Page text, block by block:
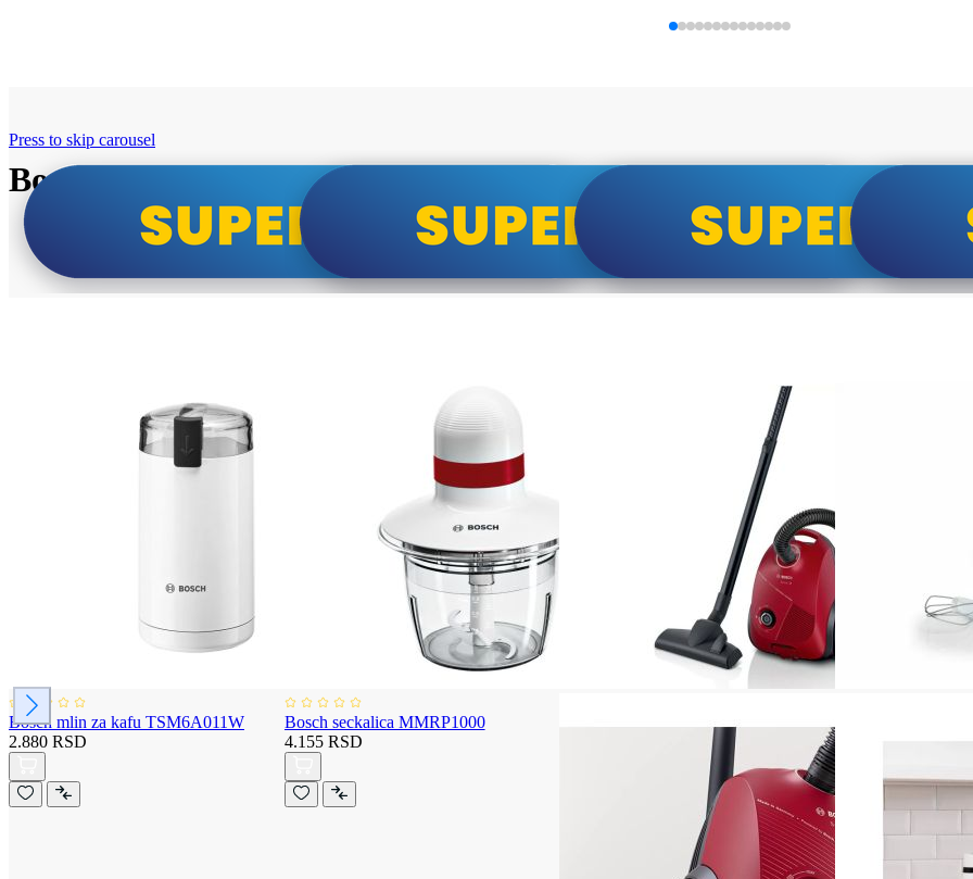
Bosch super cene
Press to skip carousel
Bosch mlin za kafu TSM6A011W
2.880 RSD
Bosch seckalica MMRP1000
4.155 RSD